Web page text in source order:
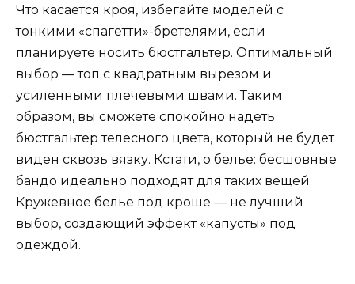
Что касается кроя, избегайте моделей с
тонкими «спагетти»-бретелями, если
планируете носить бюстгальтер. Оптимальный
выбор — топ с квадратным вырезом и
усиленными плечевыми швами. Таким
образом, вы сможете спокойно надеть
бюстгальтер телесного цвета, который не будет
виден сквозь вязку. Кстати, о белье: бесшовные
бандо идеально подходят для таких вещей.
Кружевное белье под кроше — не лучший
выбор, создающий эффект «капусты» под
одеждой.